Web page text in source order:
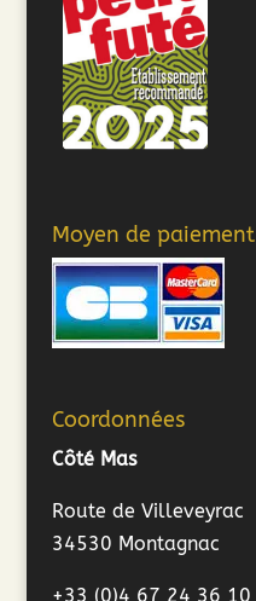
Moyen de paiement
Coordonnées
Côté Mas
Route de Villeveyrac
34530 Montagnac
+33 (0)4 67 24 36 10